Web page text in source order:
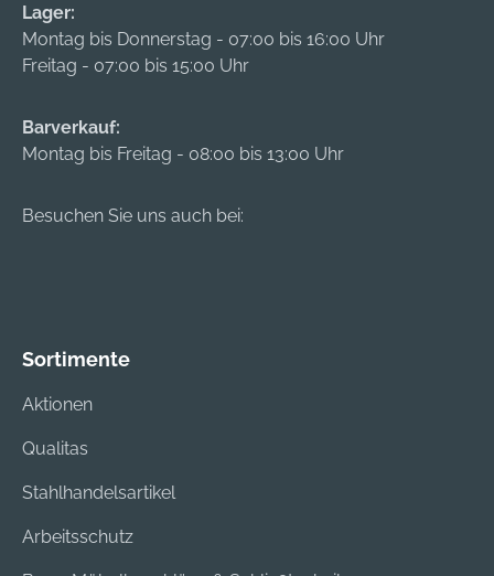
Lager:
Montag bis Donnerstag - 07:00 bis 16:00 Uhr
Freitag - 07:00 bis 15:00 Uhr
Barverkauf:
Montag bis Freitag - 08:00 bis 13:00 Uhr
Besuchen Sie uns auch bei:
Sortimente
Aktionen
Qualitas
Stahlhandelsartikel
Arbeitsschutz